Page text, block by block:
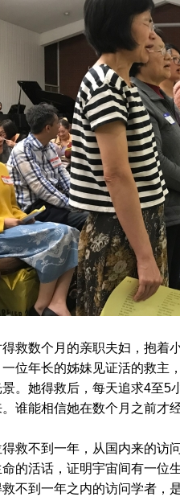
救数个月的亲职夫妇，抱着
位年长的姊妹见证活的救主
景。她得救后，每天追求4至5
谁能相信她在数个月之前才
救不到一年，从国内来的访
的活话，证明宇宙间有一位
不到一年之内的访问学者，